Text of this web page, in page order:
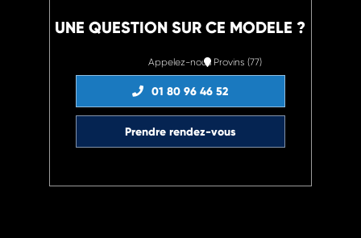
UNE QUESTION SUR CE MODELE ?
Appelez-nous
01 80 96 46 52
Provins (77)
Prendre rendez-vous